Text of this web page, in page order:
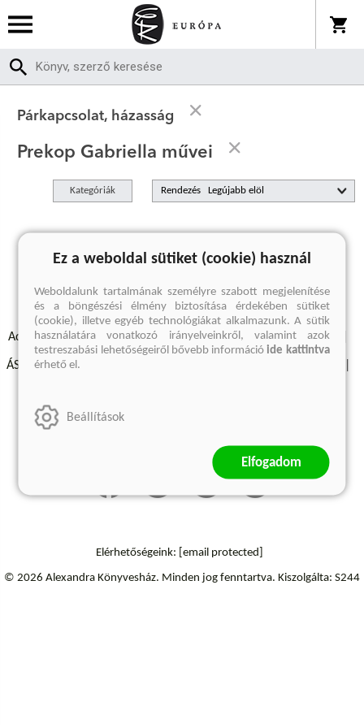
Párkapcsolat, házasság
Prekop Gabriella művei
Kategóriák Rendezés
A keresett kifejezésre nincs találat
Adatvédelmi szabályzatok Elállási felmondási nyilatkozat
ÁSZF - Vásárlási feltételek
Szállítási információk
Elérhetőségeink: [email protected]
© 2026 Alexandra Könyvesház. Minden jog fenntartva. Kiszolgálta: S244
Ez a weboldal sütiket (cookie) használ
Weboldalunk tartalmának személyre szabott megjelenítése
és a böngészési élmény biztosítása érdekében sütiket
(cookie), illetve egyéb technológiákat alkalmazunk. A sütik
használatára vonatkozó irányelveinkről, valamint azok
testreszabási lehetőségeiről bővebb információide kattintva
érhető el.
Beállítások
Elfogadom